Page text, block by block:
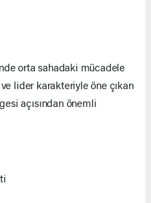
orta sahadaki mücadele
lider karakteriyle öne çıkan
açısından önemli